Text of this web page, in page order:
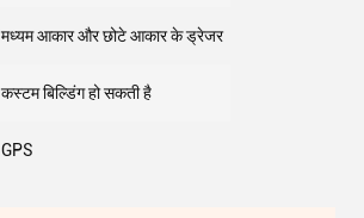
मध्यम आकार और छोटे आकार के ड्रेजर
कस्टम बिल्डिंग हो सकती है
GPS